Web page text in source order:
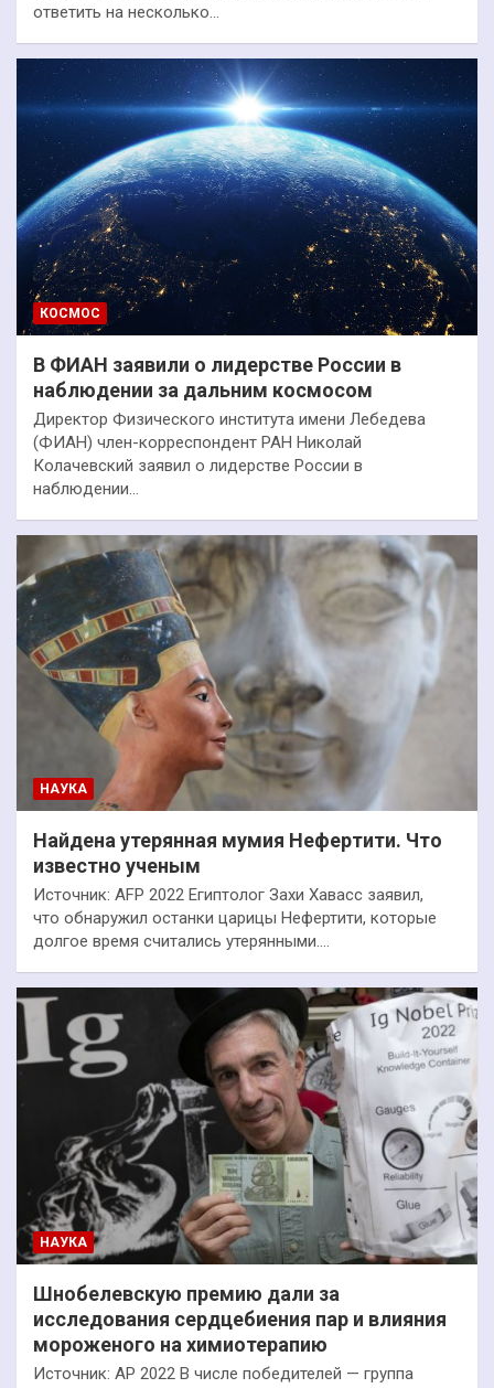
ответить на несколько…
КОСМОС
В ФИАН заявили о лидерстве России в
наблюдении за дальним космосом
Директор Физического института имени Лебедева
(ФИАН) член-корреспондент РАН Николай
Колачевский заявил о лидерстве России в
наблюдении…
НАУКА
Найдена утерянная мумия Нефертити. Что
известно ученым
Источник: AFP 2022 Египтолог Захи Хавасс заявил,
что обнаружил останки царицы Нефертити, которые
долгое время считались утерянными.…
НАУКА
Шнобелевскую премию дали за
исследования сердцебиения пар и влияния
мороженого на химиотерапию
Источник: AP 2022 В числе победителей — группа